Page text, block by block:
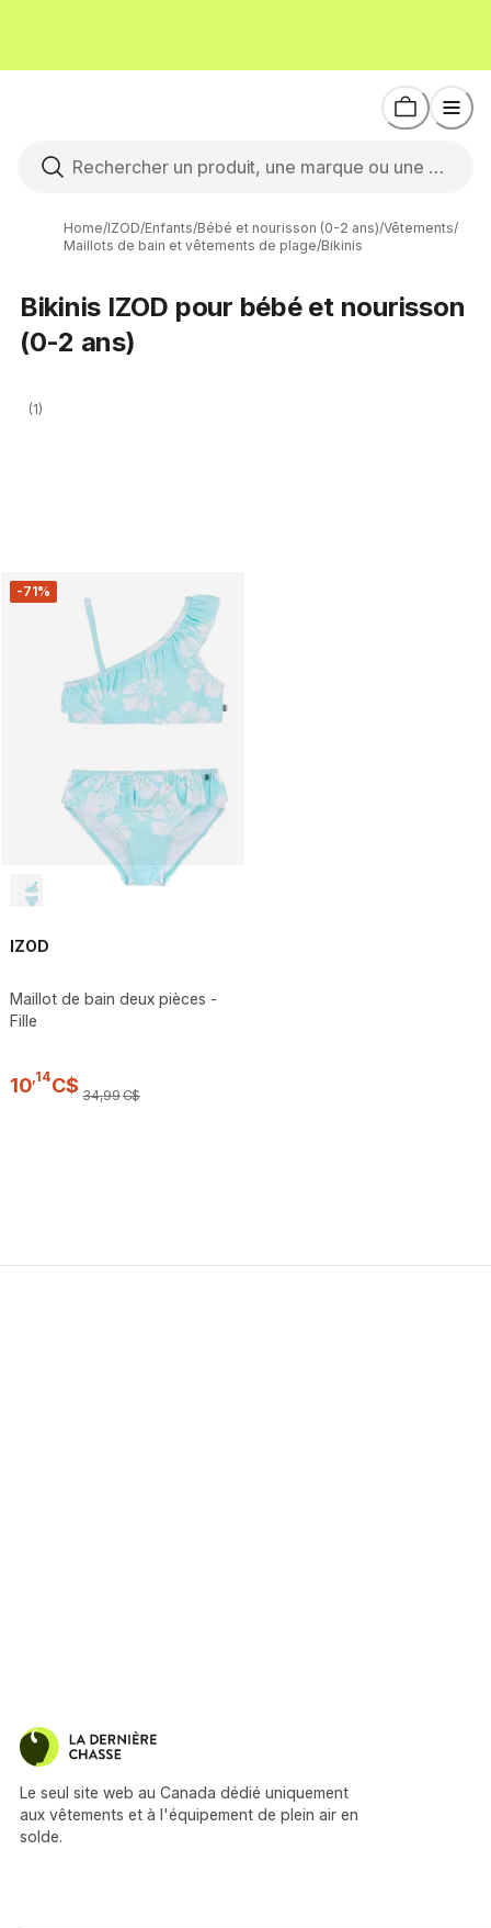
Home/IZOD/Enfants/Bébé et nourisson (0-2 ans)/Vêtements/
Maillots de bain et vêtements de plage/Bikinis
Bikinis IZOD pour bébé et nourisson
(0-2 ans)
(1)
-71%
IZOD
Maillot de bain deux pièces -
Fille
10 14C$ 34,99C$
Le seul site web au Canada dédié uniquement
aux vêtements et à l'équipement de plein air en
solde.